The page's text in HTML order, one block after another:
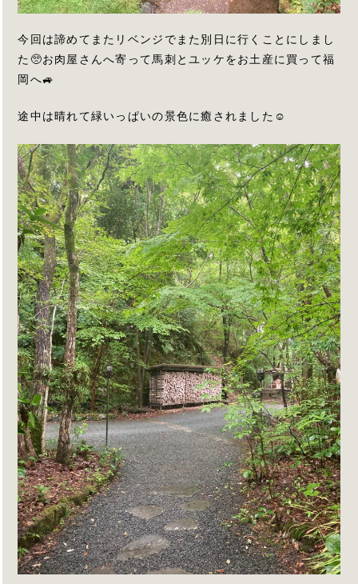
今回は諦めてまたリベンジでまた別日に行くことにしまし
た🥺お肉屋さんへ寄って馬刺とユッケをお土産に買って福
岡へ🚙
途中は晴れて緑いっぱいの景色に癒されました☺️